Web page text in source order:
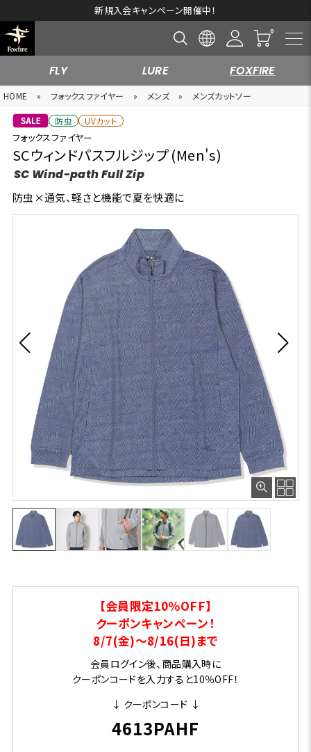
新規入会キャンペーン開催中！
FLY LURE FOXFIRE
HOME » フォックスファイヤー » メンズ » メンズカットソー
防虫 UVカット
フォックスファイヤー
SCウィンドパスフルジップ (Men's)
SC Wind-path Full Zip
防虫×通気、軽さと機能で夏を快適に
【会員限定10％OFF】
クーポンキャンペーン！
8/7(金)～8/16(日)まで
会員ログイン後、商品購入時に
クーポンコードを入力すると10％OFF！
↓ クーポンコード ↓
4613PAHF